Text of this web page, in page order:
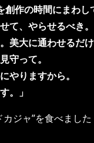
創作の時間にまわし
て、やらせるべき。
美大に通わせるだ
守って。
やりますから。
。」
ジャ”を食べました